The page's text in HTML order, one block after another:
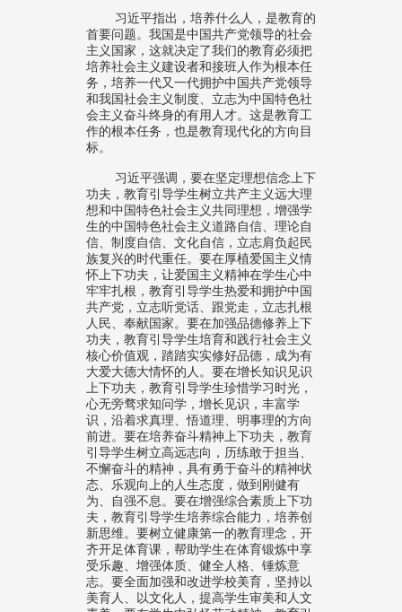
习近平指出，培养什么人，是教育的
首要问题。我国是中国共产党领导的社会
主义国家，这就决定了我们的教育必须把
培养社会主义建设者和接班人作为根本任
务，培养一代又一代拥护中国共产党领导
和我国社会主义制度、立志为中国特色社
会主义奋斗终身的有用人才。这是教育工
作的根本任务，也是教育现代化的方向目
标。
习近平强调，要在坚定理想信念上下
功夫，教育引导学生树立共产主义远大理
想和中国特色社会主义共同理想，增强学
生的中国特色社会主义道路自信、理论自
信、制度自信、文化自信，立志肩负起民
族复兴的时代重任。要在厚植爱国主义情
怀上下功夫，让爱国主义精神在学生心中
牢牢扎根，教育引导学生热爱和拥护中国
共产党，立志听党话、跟党走，立志扎根
人民、奉献国家。要在加强品德修养上下
功夫，教育引导学生培育和践行社会主义
核心价值观，踏踏实实修好品德，成为有
大爱大德大情怀的人。要在增长知识见识
上下功夫，教育引导学生珍惜学习时光，
心无旁骛求知问学，增长见识，丰富学
识，沿着求真理、悟道理、明事理的方向
前进。要在培养奋斗精神上下功夫，教育
引导学生树立高远志向，历练敢于担当、
不懈奋斗的精神，具有勇于奋斗的精神状
态、乐观向上的人生态度，做到刚健有
为、自强不息。要在增强综合素质上下功
夫，教育引导学生培养综合能力，培养创
新思维。要树立健康第一的教育理念，开
齐开足体育课，帮助学生在体育锻炼中享
受乐趣、增强体质、健全人格、锤炼意
志。要全面加强和改进学校美育，坚持以
美育人、以文化人，提高学生审美和人文